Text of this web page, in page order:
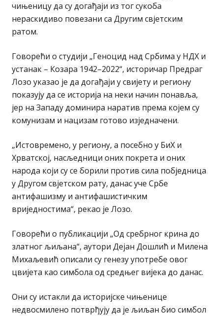
чињеницу да су догађаји из тог сукоба
нераскидиво повезани са Другим свјетским
ратом.
Говорећи о студији „Геноцид над Србима у НДХ и
устанак – Козара 1942–2022“, историчар Предраг
Лозо указао је да догађаји у свијету и региону
показују да се историја на неки начин понавља,
јер на Западу доминира наратив према којем су
комунизам и нацизам готово изједначени.
„Истовремено, у региону, а посебно у БиХ и
Хрватској, насљедници оних покрета и оних
народа који су се борили против сила побједница
у Другом свјетском рату, данас уче Србе
антифашизму и антифашистичким
вриједностима“, рекао је Лозо.
Говорећи о публикацији „Од сребрног крина до
златног љиљана“, аутори Дејан Дошлић и Милена
Михаљевић описали су генезу употребе овог
цвијета као симбола од средњег вијека до данас.
Они су истакли да историјске чињенице
недвосмилено потврђују да је љиљан био симбол